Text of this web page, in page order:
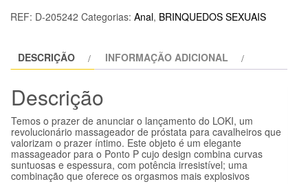
PROSTTICO
PRETO
REF: D-205242 Categorias: Anal, BRINQUEDOS SEXUAIS
DESCRIÇÃO INFORMAÇÃO ADICIONAL
Descrição
Temos o prazer de anunciar o lançamento do LOKI, um
revolucionário massageador de próstata para cavalheiros que
valorizam o prazer íntimo. Este objeto é um elegante
massageador para o Ponto P cujo design combina curvas
suntuosas e espessura, com potência irresistível; uma
combinação que oferece os orgasmos mais explosivos